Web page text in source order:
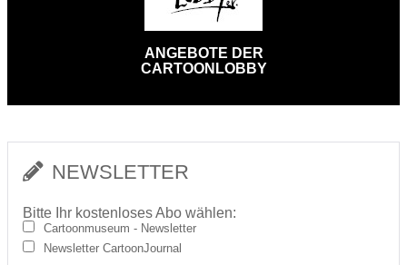
ANGEBOTE DER
CARTOONLOBBY
NEWSLETTER
Bitte Ihr kostenloses Abo wählen:
Cartoonmuseum - Newsletter
Newsletter CartoonJournal